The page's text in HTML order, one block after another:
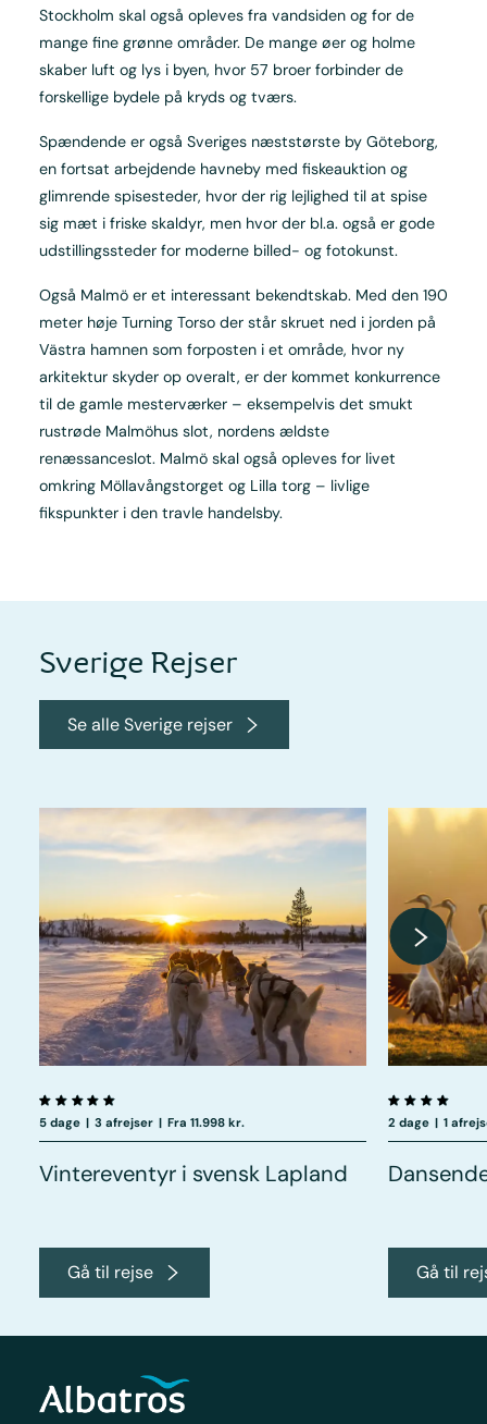
Stockholm skal også opleves fra vandsiden og for de
mange fine grønne områder. De mange øer og holme
skaber luft og lys i byen, hvor 57 broer forbinder de
forskellige bydele på kryds og tværs.
Spændende er også Sveriges næststørste by Göteborg,
en fortsat arbejdende havneby med fiskeauktion og
glimrende spisesteder, hvor der rig lejlighed til at spise
sig mæt i friske skaldyr, men hvor der bl.a. også er gode
udstillingssteder for moderne billed- og fotokunst.
Også Malmö er et interessant bekendtskab. Med den 190
meter høje Turning Torso der står skruet ned i jorden på
Västra hamnen som forposten i et område, hvor ny
arkitektur skyder op overalt, er der kommet konkurrence
til de gamle mesterværker – eksempelvis det smukt
rustrøde Malmöhus slot, nordens ældste
renæssanceslot. Malmö skal også opleves for livet
omkring Möllavångstorget og Lilla torg – livlige
fikspunkter i den travle handelsby.
Sverige Rejser
Se alle Sverige rejser
5 dage | 3 afrejser | Fra 11.998 kr.
Vintereventyr i svensk Lapland
Gå til rejse
2 dage | 1
Gå til